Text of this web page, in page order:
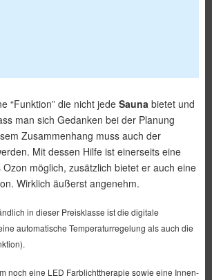
“Funktion” die nicht jede Sauna bietet und
man sich Gedanken bei der Planung
Zusammenhang muss auch der
Mit dessen Hilfe ist einerseits eine
möglich, zusätzlich bietet er auch eine
Wirklich äußerst angenehm.
in dieser Preisklasse ist die digitale
automatische Temperaturregelung als auch die
noch eine LED Farblichttherapie sowie eine Innen-